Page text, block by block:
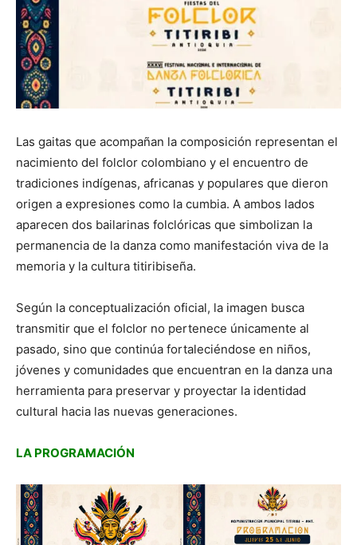
Las gaitas que acompañan la composición representan el
nacimiento del folclor colombiano y el encuentro de
tradiciones indígenas, africanas y populares que dieron
origen a expresiones como la cumbia. A ambos lados
aparecen dos bailarinas folclóricas que simbolizan la
permanencia de la danza como manifestación viva de la
memoria y la cultura titiribiseña.
Según la conceptualización oficial, la imagen busca
transmitir que el folclor no pertenece únicamente al
pasado, sino que continúa fortaleciéndose en niños,
jóvenes y comunidades que encuentran en la danza una
herramienta para preservar y proyectar la identidad
cultural hacia las nuevas generaciones.
LA PROGRAMACIÓN